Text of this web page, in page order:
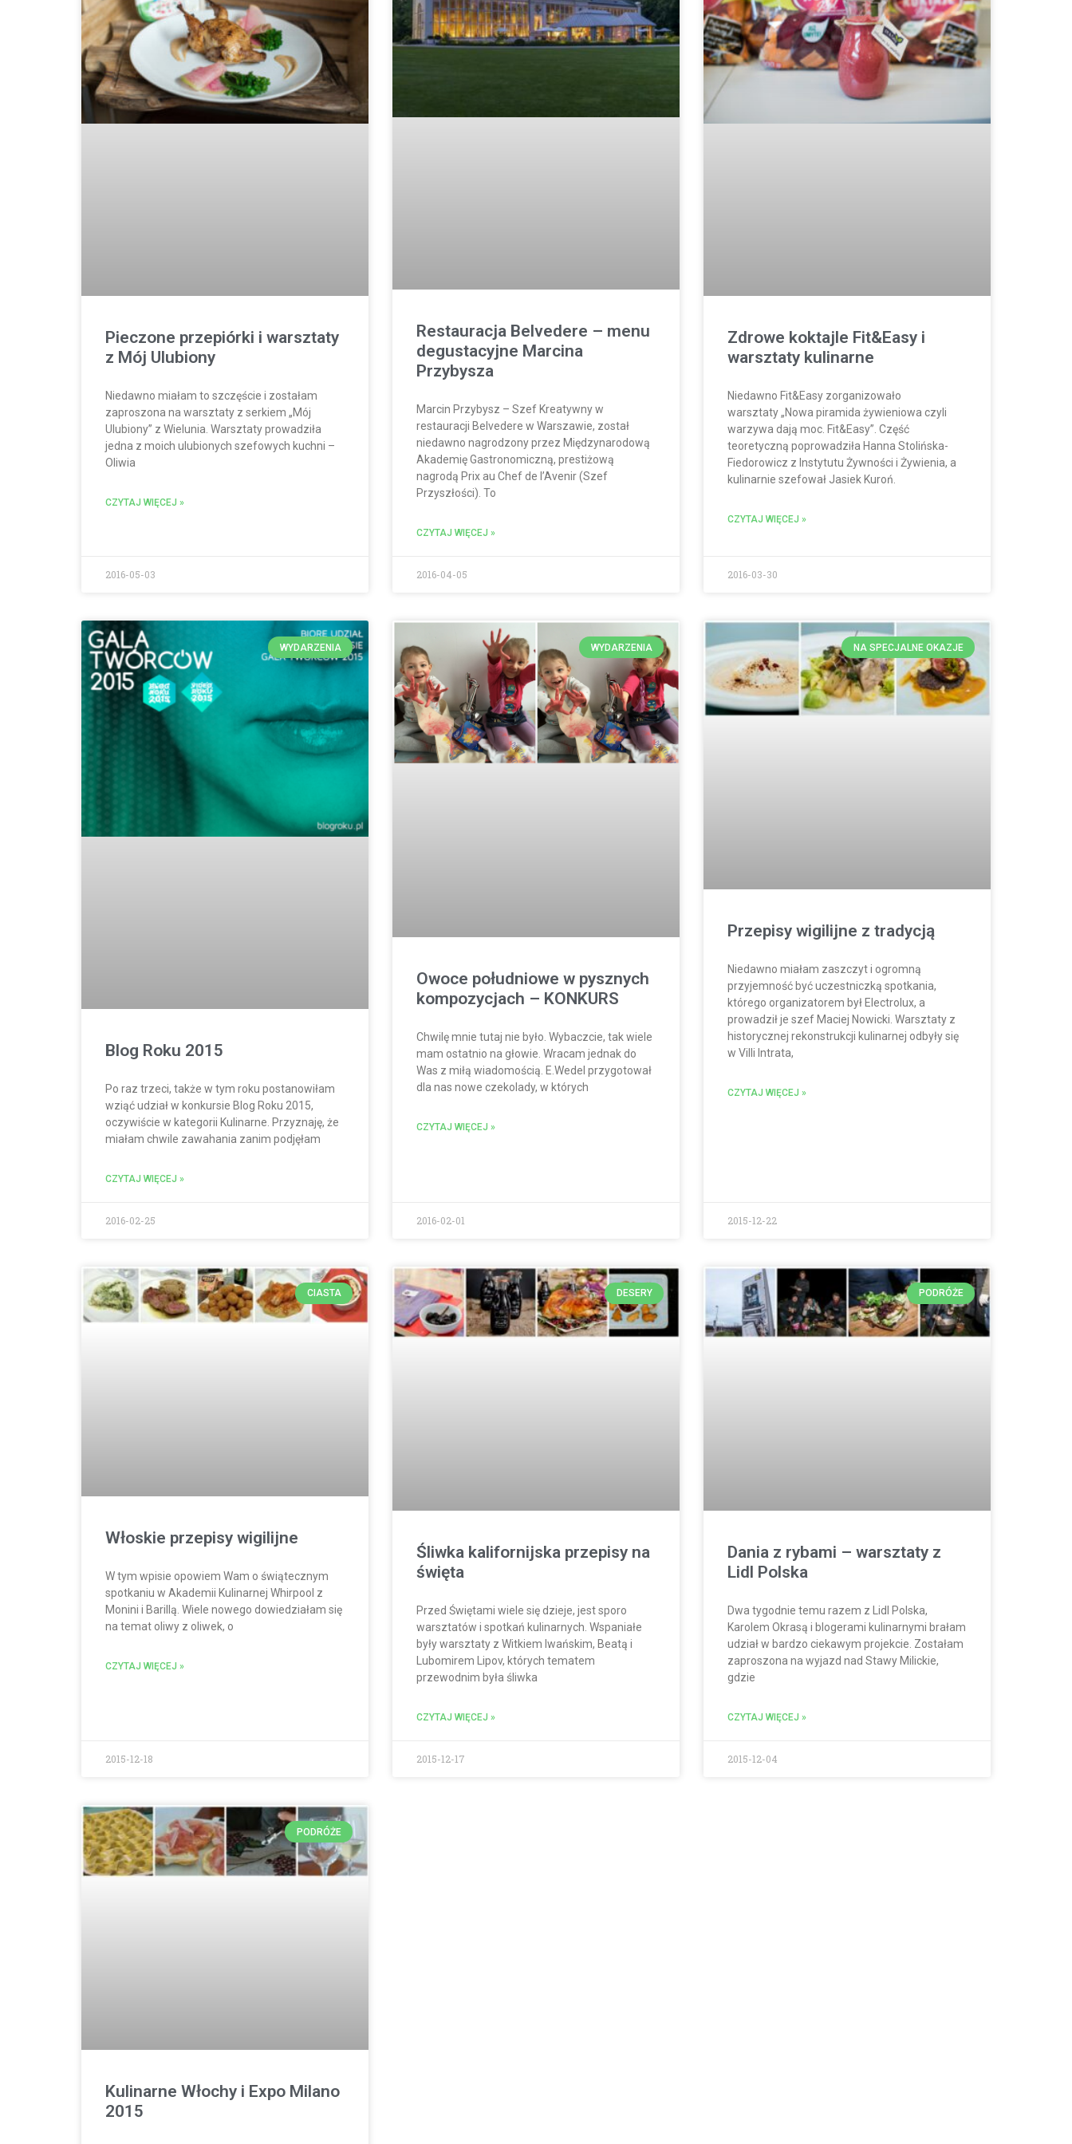
Pieczone przepiórki i warsztaty
z Mój Ulubiony
Niedawno miałam to szczęście i zostałam
zaproszona na warsztaty z serkiem „Mój
Ulubiony” z Wielunia. Warsztaty prowadziła
jedna z moich ulubionych szefowych kuchni –
Oliwia
CZYTAJ WIĘCEJ »
2016-05-03
Restauracja Belvedere – menu
degustacyjne Marcina
Przybysza
Marcin Przybysz – Szef Kreatywny w
restauracji Belvedere w Warszawie, został
niedawno nagrodzony przez Międzynarodową
Akademię Gastronomiczną, prestiżową
nagrodą Prix au Chef de l’Avenir (Szef
Przyszłości). To
CZYTAJ WIĘCEJ »
2016-04-05
Zdrowe koktajle Fit&Easy i
warsztaty kulinarne
Niedawno Fit&Easy zorganizowało
warsztaty „Nowa piramida żywieniowa czyli
warzywa dają moc. Fit&Easy”. Część
teoretyczną poprowadziła Hanna Stolińska-
Fiedorowicz z Instytutu Żywności i Żywienia, a
kulinarnie szefował Jasiek Kuroń.
CZYTAJ WIĘCEJ »
2016-03-30
WYDARZENIA
Blog Roku 2015
Po raz trzeci, także w tym roku postanowiłam
wziąć udział w konkursie Blog Roku 2015,
oczywiście w kategorii Kulinarne. Przyznaję, że
miałam chwile zawahania zanim podjęłam
CZYTAJ WIĘCEJ »
2016-02-25
WYDARZENIA
Owoce południowe w pysznych
kompozycjach – KONKURS
Chwilę mnie tutaj nie było. Wybaczcie, tak wiele
mam ostatnio na głowie. Wracam jednak do
Was z miłą wiadomością. E.Wedel przygotował
dla nas nowe czekolady, w których
CZYTAJ WIĘCEJ »
2016-02-01
NA SPECJALNE OKAZJE
Przepisy wigilijne z tradycją
Niedawno miałam zaszczyt i ogromną
przyjemność być uczestniczką spotkania,
którego organizatorem był Electrolux, a
prowadził je szef Maciej Nowicki. Warsztaty z
historycznej rekonstrukcji kulinarnej odbyły się
w Villi Intrata,
CZYTAJ WIĘCEJ »
2015-12-22
CIASTA
Włoskie przepisy wigilijne
W tym wpisie opowiem Wam o świątecznym
spotkaniu w Akademii Kulinarnej Whirpool z
Monini i Barillą. Wiele nowego dowiedziałam się
na temat oliwy z oliwek, o
CZYTAJ WIĘCEJ »
2015-12-18
DESERY
Śliwka kalifornijska przepisy na
święta
Przed Świętami wiele się dzieje, jest sporo
warsztatów i spotkań kulinarnych. Wspaniałe
były warsztaty z Witkiem Iwańskim, Beatą i
Lubomirem Lipov, których tematem
przewodnim była śliwka
CZYTAJ WIĘCEJ »
2015-12-17
PODRÓŻE
Dania z rybami – warsztaty z
Lidl Polska
Dwa tygodnie temu razem z Lidl Polska,
Karolem Okrasą i blogerami kulinarnymi brałam
udział w bardzo ciekawym projekcie. Zostałam
zaproszona na wyjazd nad Stawy Milickie,
gdzie
CZYTAJ WIĘCEJ »
2015-12-04
PODRÓŻE
Kulinarne Włochy i Expo Milano
2015